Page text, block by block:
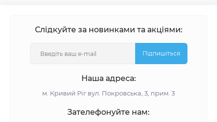
Слідкуйте за новинками та акціями:
Підпишіться
Наша адреса:
м. Кривий Ріг вул. Покровська, 3, прим. 3
Зателефонуйте нам: